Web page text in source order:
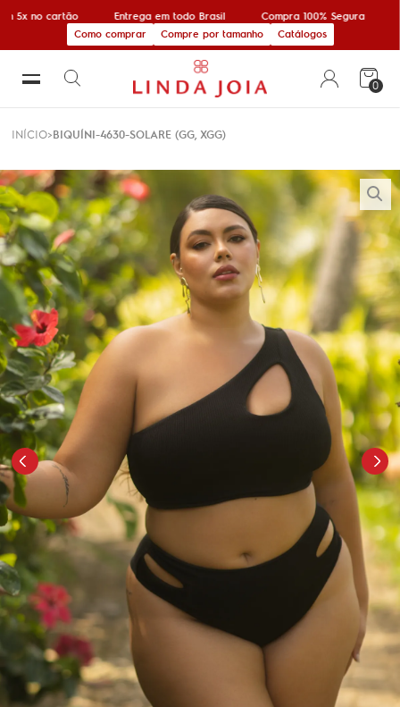
5x no cartão Entrega em todo Brasil Compra 100% Segura
Como comprar
Compre por tamanho Catálogos
0
INÍCIO BIQUÍNI-4630-SOLARE (GG, XGG)